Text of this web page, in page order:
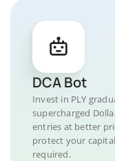
DCA Bot
Invest in PLY
supercharged
entries at better
protect your
required.